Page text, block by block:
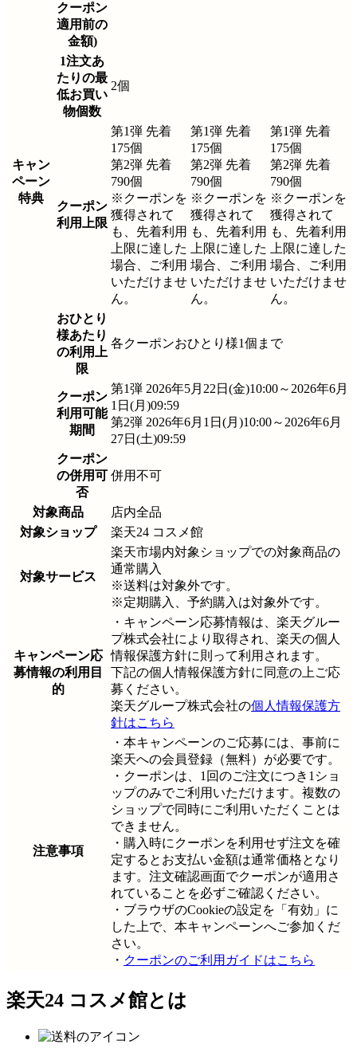
キャン
ペーン
特典
クーポン
適用前の
金額)
1注文あ
たりの最
低お買い
物個数
2個
クーポン
利用上限
第1弾 先着
175個
第2弾 先着
790個
※クーポンを
獲得されて
も、先着利用
上限に達した
場合、ご利用
いただけませ
ん。
第1弾 先着
175個
第2弾 先着
790個
※クーポンを
獲得されて
も、先着利用
上限に達した
場合、ご利用
いただけませ
ん。
第1弾 先着
175個
第2弾 先着
790個
※クーポンを
獲得されて
も、先着利用
上限に達した
場合、ご利用
いただけませ
ん。
おひとり
様あたり
の利用上
限
各クーポンおひとり様1個まで
クーポン
利用可能
期間
第1弾 2026年5月22日(金)10:00～2026年6月
1日(月)09:59
第2弾 2026年6月1日(月)10:00～2026年6月
27日(土)09:59
クーポン
の併用可
否
併用不可
対象商品
店内全品
対象ショップ
楽天24 コスメ館
対象サービス
楽天市場内対象ショップでの対象商品の
通常購入
※送料は対象外です。
※定期購入、予約購入は対象外です。
キャンペーン応
募情報の利用目
的
・キャンペーン応募情報は、楽天グルー
プ株式会社により取得され、楽天の個人
情報保護方針に則って利用されます。
下記の個人情報保護方針に同意の上ご応
募ください。
楽天グループ株式会社の個人情報保護方
針はこちら
注意事項
・本キャンペーンのご応募には、事前に
楽天への会員登録（無料）が必要です。
・クーポンは、1回のご注文につき1ショ
ップのみでご利用いただけます。複数の
ショップで同時にご利用いただくことは
できません。
・購入時にクーポンを利用せず注文を確
定するとお支払い金額は通常価格となり
ます。注文確認画面でクーポンが適用さ
れていることを必ずご確認ください。
・ブラウザのCookieの設定を「有効」に
した上で、本キャンペーンへご参加くだ
さい。
・ クーポンのご利用ガイドはこちら
楽天24 コスメ館とは